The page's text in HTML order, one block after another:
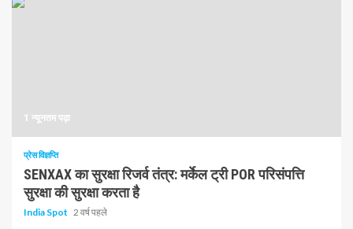
1 न्यूनतम पढ़ा
प्रेस विज्ञप्ति
SENXAX का सुरक्षा रिजर्व तंत्र: मर्केल ट्री POR परिसंपत्ति
सुरक्षा की सुरक्षा करता है
India Spot 2 वर्ष पहले